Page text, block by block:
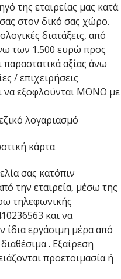
της εταιρείας μας κατά
στον δικό σας χώρο.
διατάξεις, από
των 1.500 ευρώ προς
παραστατικά αξίας άνω
/ επιχειρήσεις
να εξοφλούνται ΜΟΝΟ με
λογαριασμό
κάρτα
σας κατόπιν
την εταιρεία, μέσω της
τηλεφωνικής
και να
ίδια εργάσιμη μέρα από
. Εξαίρεση
προετοιμασία ή